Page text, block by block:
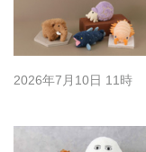
2026年7月10日 11時